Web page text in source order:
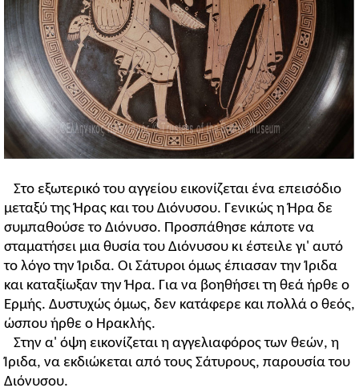
Στο εξωτερικό του αγγείου εικονίζεται ένα επεισόδιο
μεταξύ της Ήρας και του Διόνυσου. Γενικώς η Ήρα δε
συμπαθούσε το Διόνυσο. Προσπάθησε κάποτε να
σταματήσει μια θυσία του Διόνυσου κι έστειλε γι' αυτό
το λόγο την Ίριδα. Οι Σάτυροι όμως έπιασαν την Ίριδα
και καταξίωξαν την Ήρα. Για να βοηθήσει τη θεά ήρθε ο
Ερμής. Δυστυχώς όμως, δεν κατάφερε και πολλά ο θεός,
ώσπου ήρθε ο Ηρακλής.
Στην α' όψη εικονίζεται η αγγελιαφόρος των θεών, η
Ίριδα, να εκδιώκεται από τους Σάτυρους, παρουσία του
Διόνυσου.